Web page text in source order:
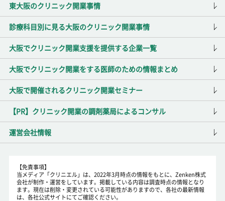
東大阪のクリニック開業事情
診療科目別に見る大阪のクリニック開業事情
大阪でクリニック開業支援を提供する企業一覧
大阪でクリニック開業をする医師のための情報まとめ
大阪で開催されるクリニック開業セミナー
【PR】クリニック開業の調剤薬局によるコンサル
運営会社情報
【免責事項】
当メディア「クリニエル」は、2022年3月時点の情報をもとに、Zenken株式
会社が制作・運営をしています。掲載している内容は調査時点の情報となり
ます。現在は削除・変更されている可能性がありますので、各社の最新情報
は、各社公式サイトにてご確認ください。